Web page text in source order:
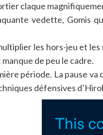
claque
vedette, Gomis
les hors-jeu et
de peu le cadre.
période. La pause
défensives